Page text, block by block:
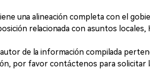
una alineación completa con el
relacionada con asuntos
de la información compilada
por favor contáctenos para solicitar